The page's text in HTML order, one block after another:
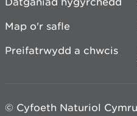
Map o'r safle
Preifatrwydd a chwcis
© Cyfoeth Naturiol Cymru